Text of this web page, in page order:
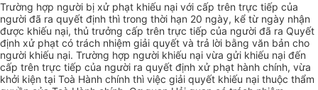
Trường hợp người bị xử phạt khiếu nại với cấp trên trực tiếp của
người đã ra quyết định thì trong thời hạn 20 ngày, kể từ ngày nhận
được khiếu nại, thủ trưởng cấp trên trực tiếp của người đã ra Quyết
định xử phạt có trách nhiệm giải quyết và trả lời bằng văn bản cho
người khiếu nại. Trường hợp người khiếu nại vừa gửi khiếu nại đến
cấp trên trực tiếp của người ra quyết định xử phạt hành chính, vừa
khởi kiện tại Toà Hành chính thì việc giải quyết khiếu nại thuộc thẩm